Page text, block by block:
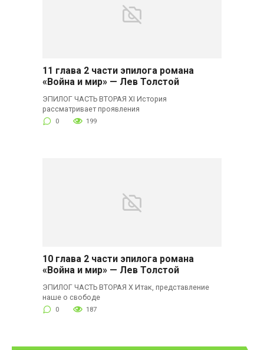
11 глава 2 части эпилога романа
«Война и мир» — Лев Толстой
ЭПИЛОГ ЧАСТЬ ВТОРАЯ XI История
рассматривает проявления
0 199
10 глава 2 части эпилога романа
«Война и мир» — Лев Толстой
ЭПИЛОГ ЧАСТЬ ВТОРАЯ X Итак, представление
наше о свободе
0 187